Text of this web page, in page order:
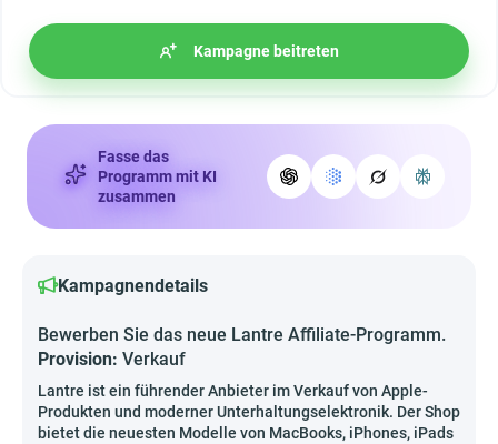
Kampagne beitreten
Fasse das
Programm mit KI
zusammen
Kampagnendetails
Bewerben Sie das neue Lantre Affiliate-Programm.
Provision: Verkauf
Lantre ist ein führender Anbieter im Verkauf von Apple-
Produkten und moderner Unterhaltungselektronik. Der Shop
bietet die neuesten Modelle von MacBooks, iPhones, iPads